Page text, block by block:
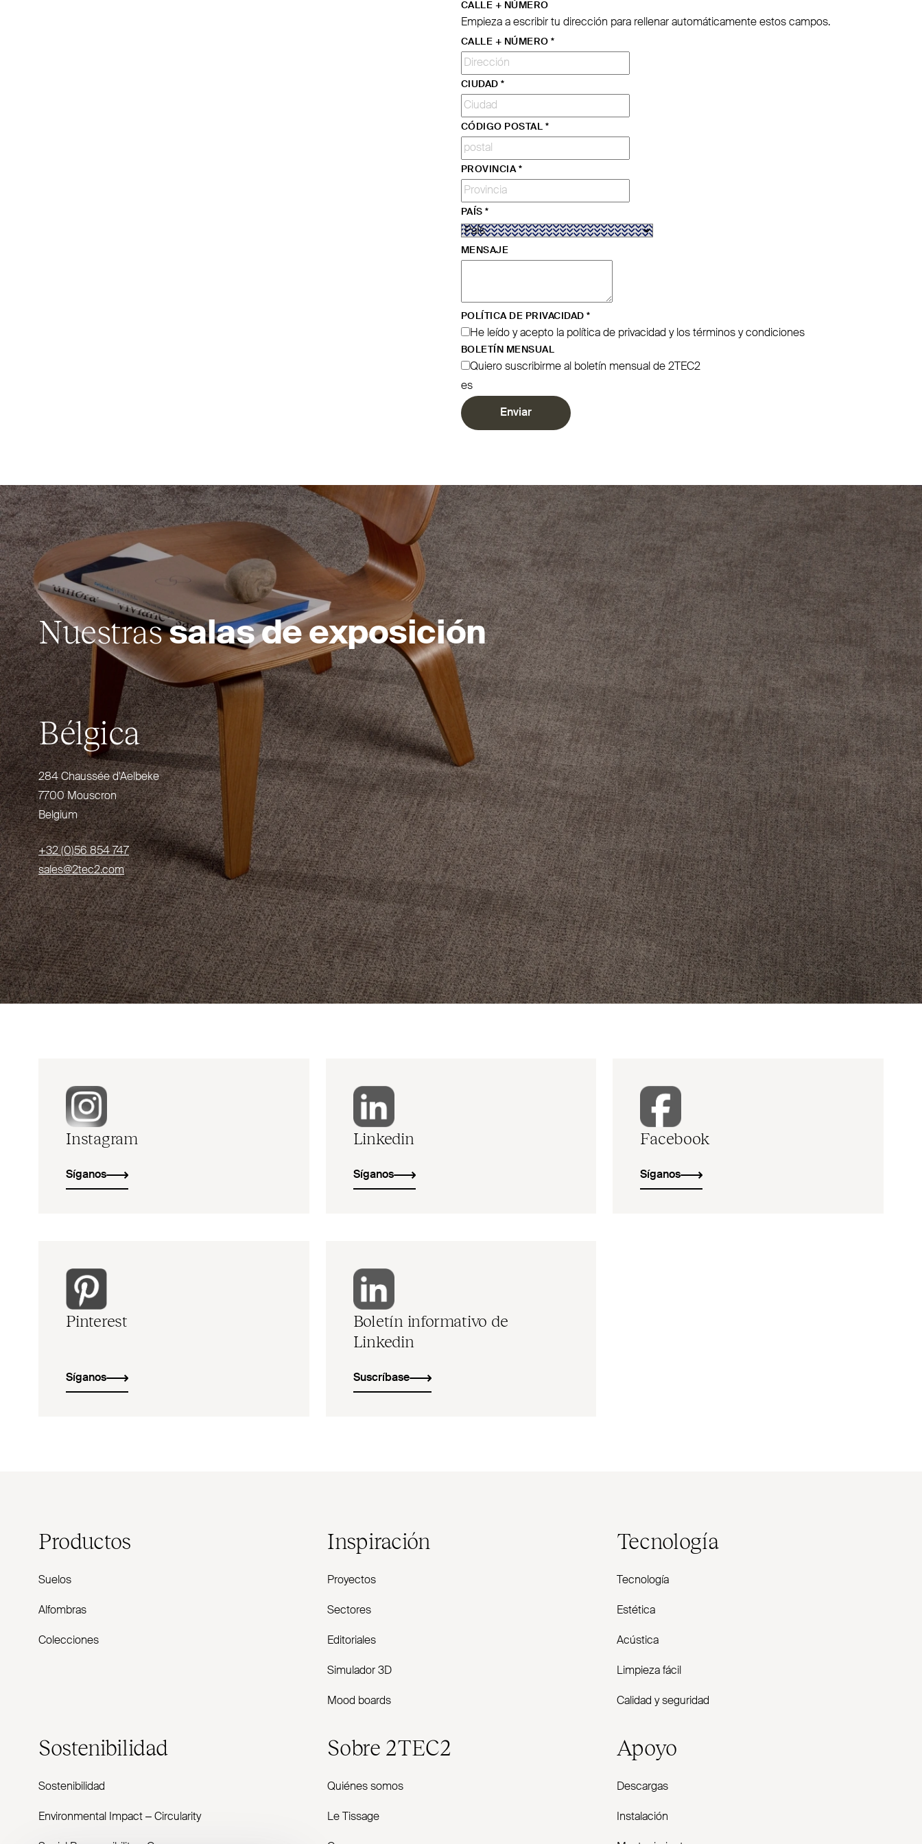
CALLE + NÚMERO
Empieza a escribir tu dirección para rellenar automáticamente estos campos.
CALLE + NÚMERO*
CIUDAD*
CÓDIGO POSTAL *
PROVINCIA *
PAÍS*
MENSAJE
POLÍTICA DE PRIVACIDAD *
He leído y acepto la política de privacidad y los términos y condiciones
BOLETÍN MENSUAL
Quiero suscribirme al boletín mensual de 2TEC2
es
Enviar
Nuestrassalas de exposición
Bélgica
284 Chaussée d'Aelbeke
7700 Mouscron
Belgium
+32 (0)56 854 747
sales@2tec2.com
Instagram
Síganos
Linkedin
Síganos
Facebook
Síganos
Pinterest
Síganos
Boletín informativo de
Linkedin
Suscríbase
Productos
Suelos
Alfombras
Colecciones
Inspiración
Proyectos
Sectores
Editoriales
Simulador 3D
Mood boards
Tecnología
Tecnología
Estética
Acústica
Limpieza fácil
Calidad y seguridad
Sostenibilidad
Sostenibilidad
Envi­ronmental Impact – Cir­cularity
Sobre 2TEC2
Quiénes somos
Le Tissage
Apoyo
Descargas
Instalación